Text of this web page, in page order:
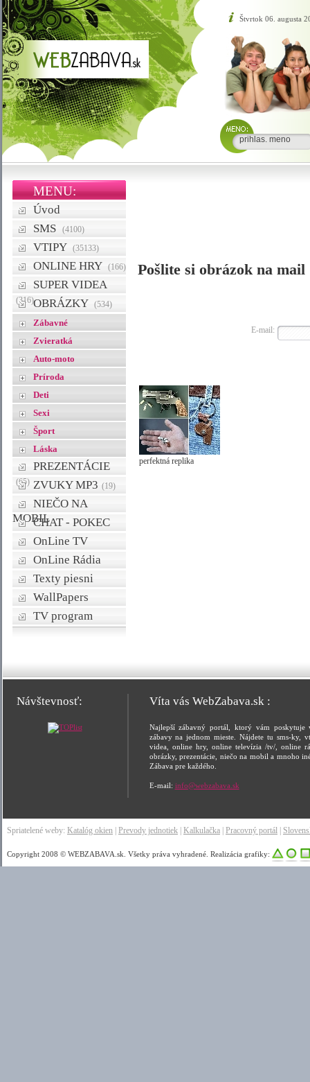
Štvrtok 06. augusta
MENU:
Úvod
SMS
(4100)
VTIPY (35133)
ONLINE HRY (166)
SUPER VIDEA
(316)OBRÁZKY (534)
Zábavné
Zvieratká
Auto-moto
Príroda
Deti
Sexi
Šport
Láska
PREZENTÁCIE
(65) ZVUKY MP3 (19)
NIEČO NA
MOBILCHAT - POKEC
OnLine TV
OnLine Rádia
Texty piesni
WallPapers
TV program
Pošlite si obrázok na mail
E-mail:
perfektná replika
Návštevnosť: Víta vás WebZabava.sk :
Najlepší zábavný portál, ktorý vám poskytuje
zábavy na jednom mieste. Nájdete tu sms-ky,
videa, online hry, online televízia /tv/, online
obrázky, prezentácie, niečo na mobil a mnoho
Zábava pre každého.
E-mail: info@webzabava.sk
Spriatelené weby: Katalóg okien Prevody jednotiek Kalkulačka Pracovný portál
Copyright 2008 © WEBZABAVA.sk. Všetky práva vyhradené. Realizácia grafiky: